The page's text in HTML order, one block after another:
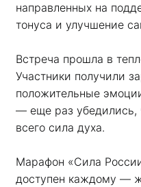
направленных на
тонуса и улучшение
Встреча прошла в
Участники получили
положительные
— еще раз убедились,
всего сила духа.
Марафон «Сила
доступен каждому —